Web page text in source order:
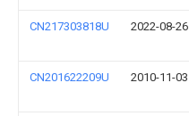
CN217303818U 2022-08-26
CN201622209U 2010-11-03